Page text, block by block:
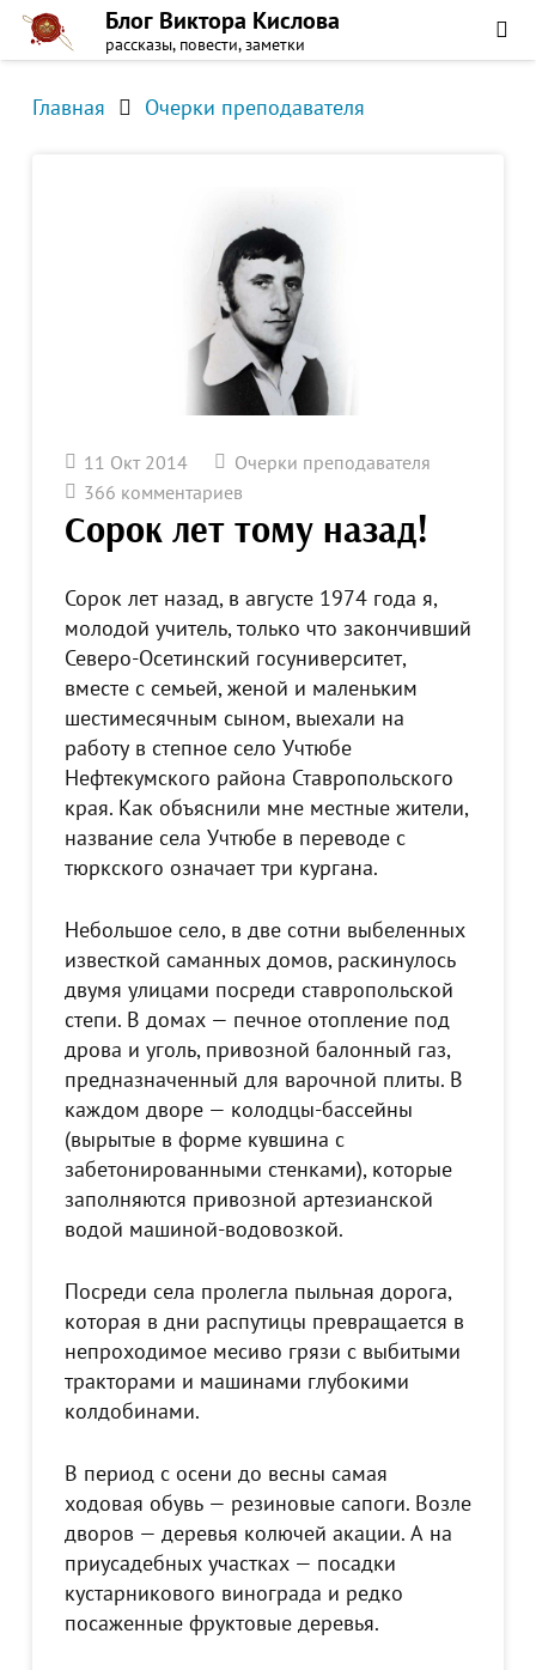
Блог Виктора Кислова
рассказы, повести, заметки
Главная Очерки преподавателя
11 Окт 2014
Очерки преподавателя
366 комментариев
Сорок лет тому назад!
Сорок лет назад, в августе 1974 года я,
молодой учитель, только что закончивший
Северо-Осетинский госуниверситет,
вместе с семьей, женой и маленьким
шестимесячным сыном, выехали на
работу в степное село Учтюбе
Нефтекумского района Ставропольского
края. Как объяснили мне местные жители,
название села Учтюбе в переводе с
тюркского означает три кургана.
Небольшое село, в две сотни выбеленных
известкой саманных домов, раскинулось
двумя улицами посреди ставропольской
степи. В домах — печное отопление под
дрова и уголь, привозной балонный газ,
предназначенный для варочной плиты. В
каждом дворе — колодцы-бассейны
(вырытые в форме кувшина с
забетонированными стенками), которые
заполняются привозной артезианской
водой машиной-водовозкой.
Посреди села пролегла пыльная дорога,
которая в дни распутицы превращается в
непроходимое месиво грязи с выбитыми
тракторами и машинами глубокими
колдобинами.
В период с осени до весны самая
ходовая обувь — резиновые сапоги. Возле
дворов — деревья колючей акации. А на
приусадебных участках — посадки
кустарникового винограда и редко
посаженные фруктовые деревья.